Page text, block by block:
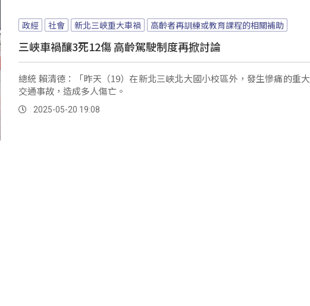
政經 社會 新北三峽重大車禍 高齡者再訓練或教育課程的相關補助
三峽車禍釀3死12傷 高齡駕駛制度再掀討論
總統 賴清德：「昨天（19）在新北三峽北大國小校區外，發生慘痛的重大
交通事故，造成多人傷亡。
2025-05-20 19:08